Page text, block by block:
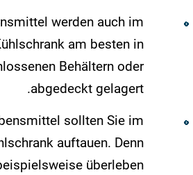
werden auch im
am besten in
Behältern oder
abgedeckt gelagert.
sollten Sie im
auftauen. Denn
überleben